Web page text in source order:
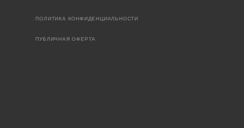
ПОЛИТИКА КОНФИДЕНЦИАЛЬНОСТИ
ПУБЛИЧНАЯ ОФЕРТА